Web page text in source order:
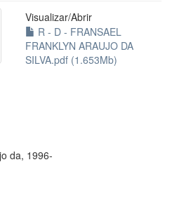
Visualizar/Abrir
R - D - FRANSAEL
FRANKLYN ARAUJO DA
SILVA.pdf (1.653Mb)
da, 1996-